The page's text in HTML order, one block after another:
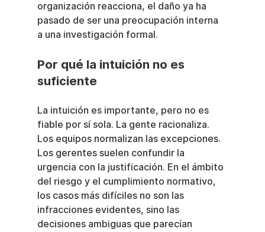
organización reacciona, el daño ya ha
pasado de ser una preocupación interna
a una investigación formal.
Por qué la intuición no es
suficiente
La intuición es importante, pero no es
fiable por sí sola. La gente racionaliza.
Los equipos normalizan las excepciones.
Los gerentes suelen confundir la
urgencia con la justificación. En el ámbito
del riesgo y el cumplimiento normativo,
los casos más difíciles no son las
infracciones evidentes, sino las
decisiones ambiguas que parecían